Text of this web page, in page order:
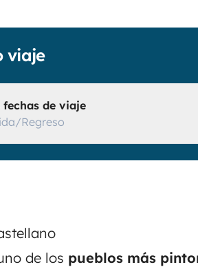
viaje
fechas de viaje
Regreso
de los pueblos más